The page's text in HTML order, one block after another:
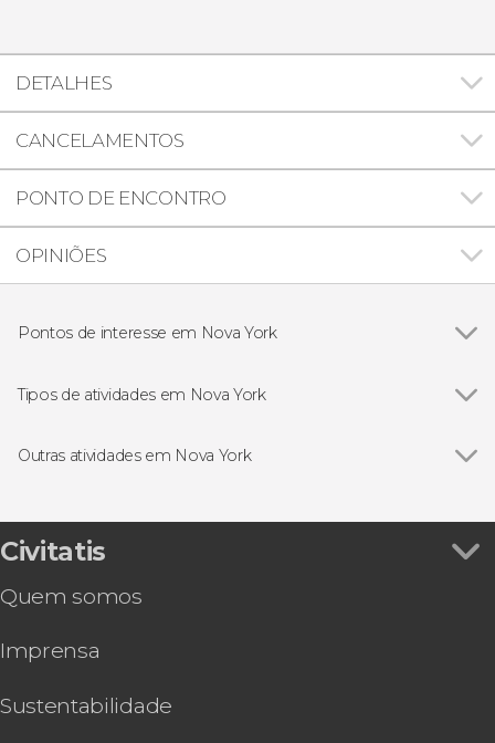
DETALHES
CANCELAMENTOS
PONTO DE ENCONTRO
OPINIÕES
Pontos de interesse em Nova York
Estátua da Liberdade
Rockefeller Center
Madison Square Garden
Grand Central Terminal
Top of The Rock
Memorial & Museu Nacional do 11 de Setembro
Tipos de atividades em Nova York
Ingressos em Nova York
Visitas guiadas por Nova York
Cartões turísticos de Nova York
Eventos esportivos em Nova York
Outras atividades em Nova York
Excursão a Washington DC
Ingresso do Museu Americano de História
Go City: New York Explorer Pass, até 10 atrações
Tour VIP pelo Brooklyn, Bronx e Queens
Tour pelo Brooklyn, Queens e Bronx
Civitatis
Quem somos
Imprensa
Sustentabilidade